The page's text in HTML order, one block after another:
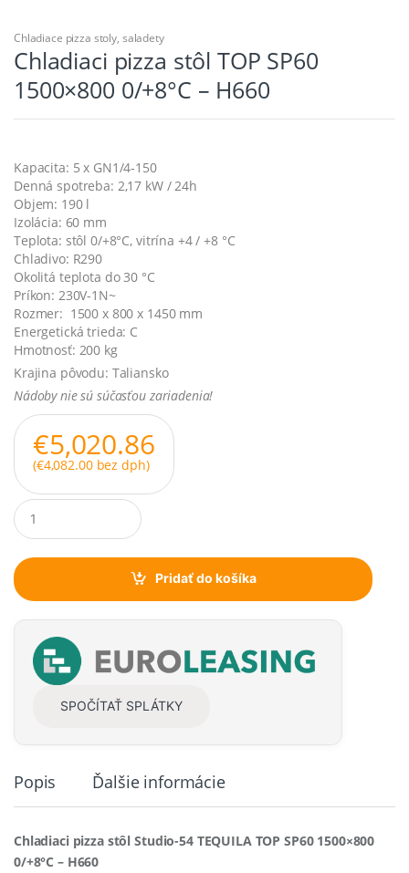
Chladiace pizza stoly, saladety
Chladiaci pizza stôl TOP SP60
1500×800 0/+8°C – H660
Kapacita: 5 x GN1/4-150
Denná spotreba: 2,17 kW / 24h
Objem: 190 l
Izolácia: 60 mm
Teplota: stôl 0/+8°C, vitrína +4 / +8 °C
Chladivo: R290
Okolitá teplota do 30 °C
Príkon: 230V-1N~
Rozmer: 1500 x 800 x 1450 mm
Energetická trieda: C
Hmotnosť: 200 kg
Krajina pôvodu: Taliansko
Nádoby nie sú súčasťou zariadenia!
€5,020.86
(€4,082.00bez dph)
Q
u
a
t
i
y
Pridať do košíka
SPOČÍTAŤ SPLÁTKY
Popis Ďalšie informácie
Chladiaci pizza stôl Studio-54 TEQUILA TOP SP60 1500×800
0/+8°C – H660